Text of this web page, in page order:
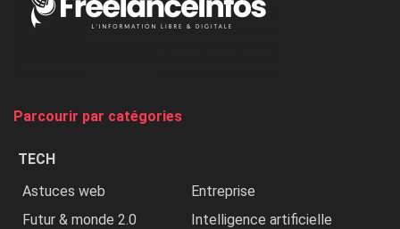
Nigeria,
Parcourir par catégories
TECH
Astuces web
Entreprise
Futur & monde 2.0
Intelligence artificielle